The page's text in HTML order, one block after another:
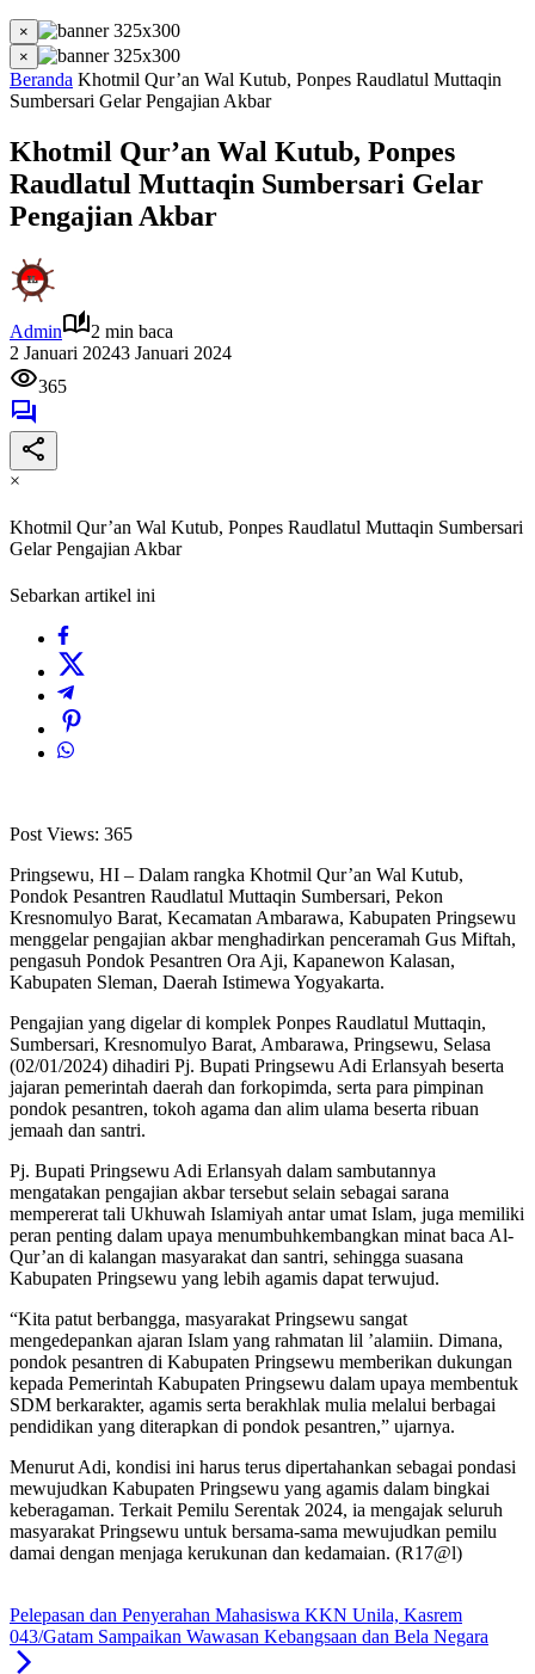
×
×
Beranda Khotmil Qur’an Wal Kutub, Ponpes Raudlatul Muttaqin
Sumbersari Gelar Pengajian Akbar
Khotmil Qur’an Wal Kutub, Ponpes
Raudlatul Muttaqin Sumbersari Gelar
Pengajian Akbar
Admin
2 min baca
2 Januari 20243 Januari 2024
365
×
Khotmil Qur’an Wal Kutub, Ponpes Raudlatul Muttaqin Sumbersari
Gelar Pengajian Akbar
Sebarkan artikel ini
Post Views: 365
Pringsewu, HI – Dalam rangka Khotmil Qur’an Wal Kutub,
Pondok Pesantren Raudlatul Muttaqin Sumbersari, Pekon
Kresnomulyo Barat, Kecamatan Ambarawa, Kabupaten Pringsewu
menggelar pengajian akbar menghadirkan penceramah Gus Miftah,
pengasuh Pondok Pesantren Ora Aji, Kapanewon Kalasan,
Kabupaten Sleman, Daerah Istimewa Yogyakarta.
Pengajian yang digelar di komplek Ponpes Raudlatul Muttaqin,
Sumbersari, Kresnomulyo Barat, Ambarawa, Pringsewu, Selasa
(02/01/2024) dihadiri Pj. Bupati Pringsewu Adi Erlansyah beserta
jajaran pemerintah daerah dan forkopimda, serta para pimpinan
pondok pesantren, tokoh agama dan alim ulama beserta ribuan
jemaah dan santri.
Pj. Bupati Pringsewu Adi Erlansyah dalam sambutannya
mengatakan pengajian akbar tersebut selain sebagai sarana
mempererat tali Ukhuwah Islamiyah antar umat Islam, juga memiliki
peran penting dalam upaya menumbuhkembangkan minat baca Al-
Qur’an di kalangan masyarakat dan santri, sehingga suasana
Kabupaten Pringsewu yang lebih agamis dapat terwujud.
“Kita patut berbangga, masyarakat Pringsewu sangat
mengedepankan ajaran Islam yang rahmatan lil ’alamiin. Dimana,
pondok pesantren di Kabupaten Pringsewu memberikan dukungan
kepada Pemerintah Kabupaten Pringsewu dalam upaya membentuk
SDM berkarakter, agamis serta berakhlak mulia melalui berbagai
pendidikan yang diterapkan di pondok pesantren,” ujarnya.
Menurut Adi, kondisi ini harus terus dipertahankan sebagai pondasi
mewujudkan Kabupaten Pringsewu yang agamis dalam bingkai
keberagaman. Terkait Pemilu Serentak 2024, ia mengajak seluruh
masyarakat Pringsewu untuk bersama-sama mewujudkan pemilu
damai dengan menjaga kerukunan dan kedamaian. (R17@l)
Pelepasan dan Penyerahan Mahasiswa KKN Unila, Kasrem
043/Gatam Sampaikan Wawasan Kebangsaan dan Bela Negara